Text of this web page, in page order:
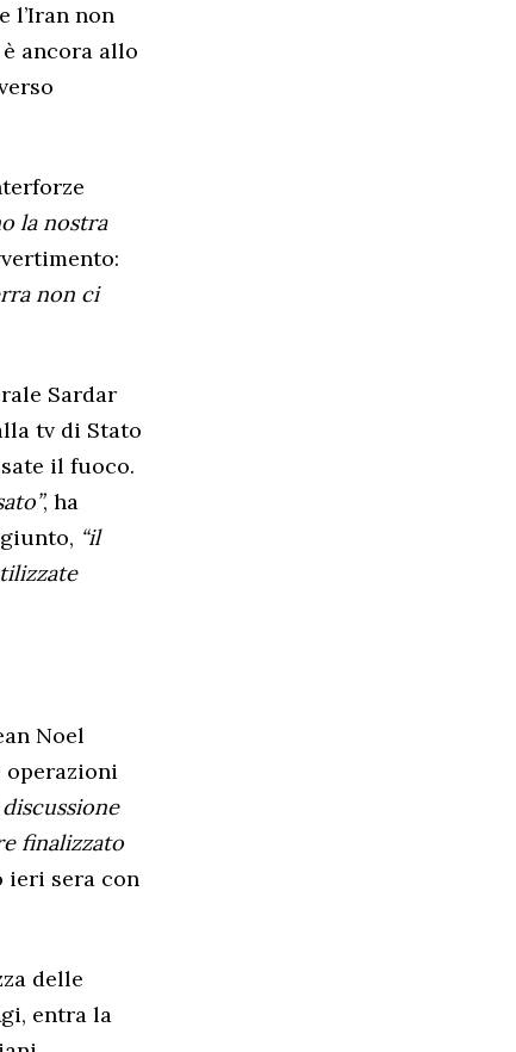
l’Iran non
ancora allo
la nostra
non ci
Sardar
tv di Stato
il fuoco.
, ha
“il
Noel
finalizzato
ieri sera con
delle
entra la